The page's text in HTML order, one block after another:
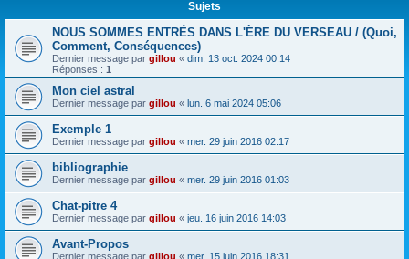
Sujets
NOUS SOMMES ENTRÉS DANS L'ÈRE DU VERSEAU / (Quoi,
Comment, Conséquences)
Dernier message par gillou « dim. 13 oct. 2024 00:14
Réponses : 1
Mon ciel astral
Dernier message par gillou « lun. 6 mai 2024 05:06
Exemple 1
Dernier message par gillou « mer. 29 juin 2016 02:17
bibliographie
Dernier message par gillou « mer. 29 juin 2016 01:03
Chat-pitre 4
Dernier message par gillou « jeu. 16 juin 2016 14:03
Avant-Propos
Dernier message par gillou « mer. 15 juin 2016 18:31